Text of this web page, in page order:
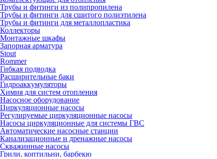
Трубы и фитинги из полипропилена
Трубы и фитинги для сшитого полиэтилена
Трубы и фитинги для металлопластика
Коллекторы
Монтажные шкафы
Запорная арматура
Stout
Rommer
Гибкая подводка
Расширительные баки
Гидроаккумуляторы
Химия для систем отопления
Насосное оборудование
Циркуляционные насосы
Регулируемые циркуляционные насосы
Насосы циркуляционные для системы ГВС
Автоматические насосные станции
Канализационные и дренажные насосы
Скважинные насосы
Грили, коптильни, барбекю